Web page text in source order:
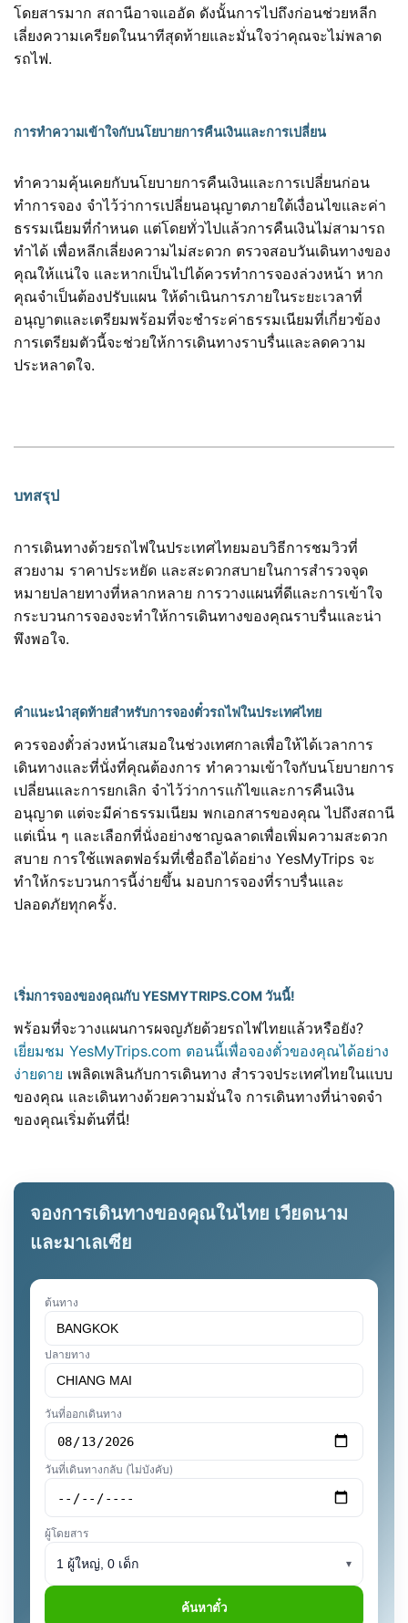
โดยสารมาก สถานีอาจแออัด ดังนั้นการไปถึงก่อนช่วยหลีก
เลี่ยงความเครียดในนาทีสุดท้ายและมั่นใจว่าคุณจะไม่พลาด
รถไฟ.
การทำความเข้าใจกับนโยบายการคืนเงินและการเปลี่ยน
ทำความคุ้นเคยกับนโยบายการคืนเงินและการเปลี่ยนก่อน
ทำการจอง จำไว้ว่าการเปลี่ยนอนุญาตภายใต้เงื่อนไขและค่า
ธรรมเนียมที่กำหนด แต่โดยทั่วไปแล้วการคืนเงินไม่สามารถ
ทำได้ เพื่อหลีกเลี่ยงความไม่สะดวก ตรวจสอบวันเดินทางของ
คุณให้แน่ใจ และหากเป็นไปได้ควรทำการจองล่วงหน้า หาก
คุณจำเป็นต้องปรับแผน ให้ดำเนินการภายในระยะเวลาที่
อนุญาตและเตรียมพร้อมที่จะชำระค่าธรรมเนียมที่เกี่ยวข้อง
การเตรียมตัวนี้จะช่วยให้การเดินทางราบรื่นและลดความ
ประหลาดใจ.
บทสรุป
การเดินทางด้วยรถไฟในประเทศไทยมอบวิธีการชมวิวที่
สวยงาม ราคาประหยัด และสะดวกสบายในการสำรวจจุด
หมายปลายทางที่หลากหลาย การวางแผนที่ดีและการเข้าใจ
กระบวนการจองจะทำให้การเดินทางของคุณราบรื่นและน่า
พึงพอใจ.
คำแนะนำสุดท้ายสำหรับการจองตั๋วรถไฟในประเทศไทย
ควรจองตั๋วล่วงหน้าเสมอในช่วงเทศกาลเพื่อให้ได้เวลาการ
เดินทางและที่นั่งที่คุณต้องการ ทำความเข้าใจกับนโยบายการ
เปลี่ยนและการยกเลิก จำไว้ว่าการแก้ไขและการคืนเงิน
อนุญาต แต่จะมีค่าธรรมเนียม พกเอกสารของคุณ ไปถึงสถานี
แต่เนิ่น ๆ และเลือกที่นั่งอย่างชาญฉลาดเพื่อเพิ่มความสะดวก
สบาย การใช้แพลตฟอร์มที่เชื่อถือได้อย่าง YesMyTrips จะ
ทำให้กระบวนการนี้ง่ายขึ้น มอบการจองที่ราบรื่นและ
ปลอดภัยทุกครั้ง.
เริ่มการจองของคุณกับ YESMYTRIPS.COM วันนี้!
พร้อมที่จะวางแผนการผจญภัยด้วยรถไฟไทยแล้วหรือยัง?
เยี่ยมชม YesMyTrips.com ตอนนี้เพื่อจองตั๋วของคุณได้อย่าง
ง่ายดาย เพลิดเพลินกับการเดินทาง สำรวจประเทศไทยในแบบ
ของคุณ และเดินทางด้วยความมั่นใจ การเดินทางที่น่าจดจำ
ของคุณเริ่มต้นที่นี่!
จองการเดินทางของคุณในไทย เวียดนาม
และมาเลเซีย
ต้นทาง
ปลายทาง
วันที่ออกเดินทาง
วันที่เดินทางกลับ (ไม่บังคับ)
ผู้โดยสาร
1 ผู้ใหญ่, 0 เด็ก ▾
ค้นหาตั๋ว